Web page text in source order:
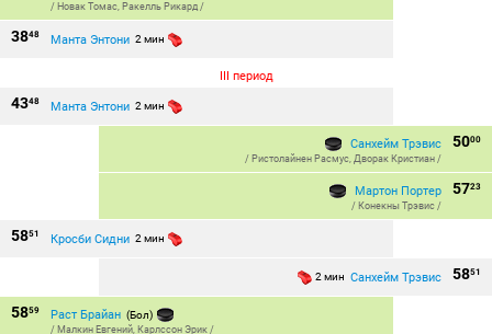
/ Новак Томас, Ракелль Рикард /
3848 Манта Энтони 2 мин
III период
4348 Манта Энтони 2 мин
5000
Санхейм Трэвис
/ Ристолайнен Расмус, Дворак Кристиан /
5723
Мартон Портер
/ Конекны Трэвис /
5851 Кросби Сидни 2 мин
5851
2 мин Санхейм Трэвис
5859 Раст Брайан (Бол)
/ Малкин Евгений, Карлссон Эрик /